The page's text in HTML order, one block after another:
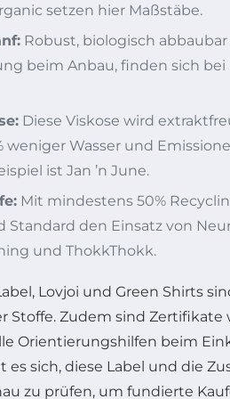
setzen hier Maßstäbe.
Robust, biologisch
beim Anbau, finden sich bei
Diese Viskose wird
weniger Wasser und
ist Jan ’n June.
Mit mindestens 50%
Standard den Einsatz von
und ThokkThokk.
Lovjoi und Green Shirts
Zudem sind Zertifikate
Orientierungshilfen beim
es sich, diese Label und die
zu prüfen, um fundierte